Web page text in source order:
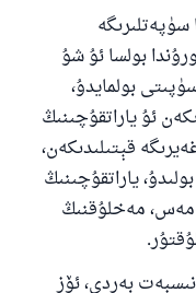
سۈپەتلىرىگە
بولسا ئۇ شۇ
بولمايدۇ،
ئۇ ياراتقۇچىنىڭ
قېتىلىدىكەن،
ياراتقۇچىنىڭ
مەخلۇقنىڭ
نىسبەت بەردى، ئۆز